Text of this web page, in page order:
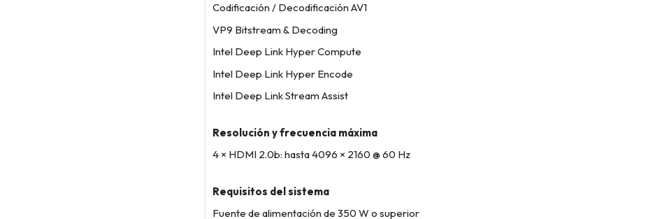
Codificación / Decodificación AV1
VP9 Bitstream & Decoding
Intel Deep Link Hyper Compute
Intel Deep Link Hyper Encode
Intel Deep Link Stream Assist
Resolución y frecuencia máxima
4 × HDMI 2.0b: hasta 4096 × 2160 @ 60 Hz
Requisitos del sistema
Fuente de alimentación de 350 W o superior